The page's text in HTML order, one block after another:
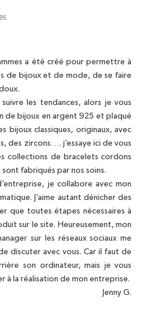
a été créé pour permettre à
de bijoux et de mode, de se faire
les tendances, alors je vous
de bijoux en argent 925 et plaqué
bijoux classiques, originaux, avec
des zircons…. j’essaye ici de vous
collections de bracelets cordons
fabriqués par nos soins.
je collabore avec mon
J’aime autant dénicher des
que toutes étapes nécessaires à
sur le site. Heureusement, mon
sur les réseaux sociaux me
discuter avec vous. Car il faut de
son ordinateur, mais je vous
à la réalisation de mon entreprise.
Jenny G.